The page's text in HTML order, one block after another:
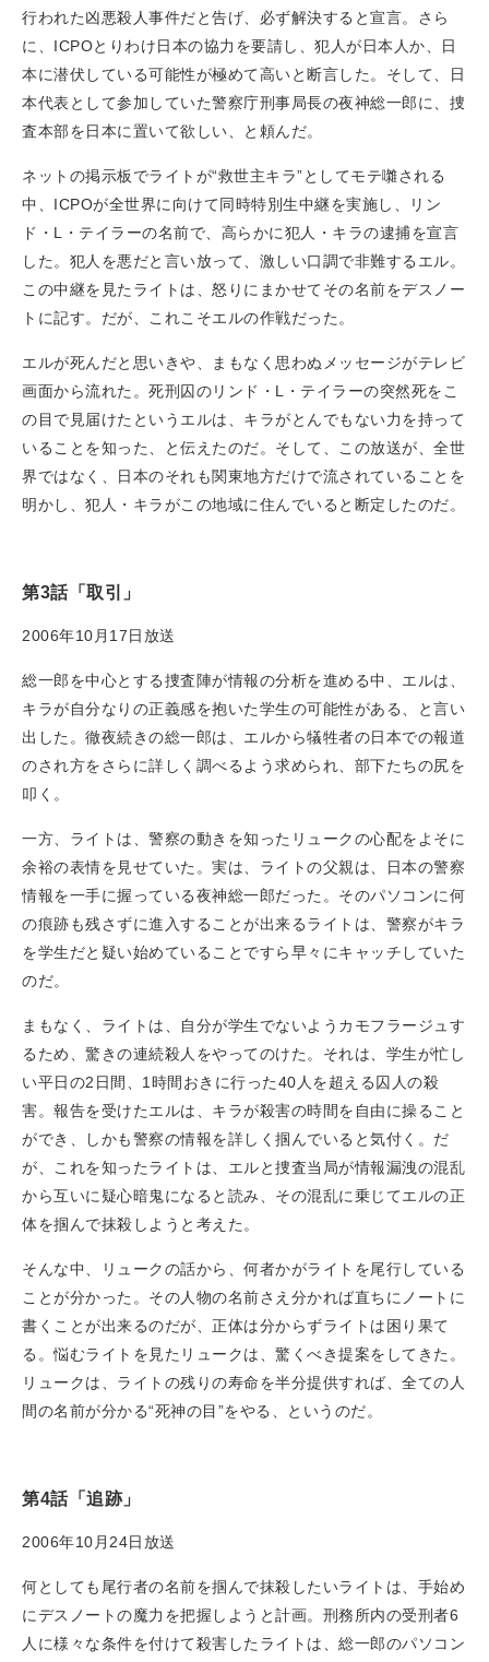
行われた凶悪殺人事件だと告げ、必ず解決すると宣言。さら
に、ICPOとりわけ日本の協力を要請し、犯人が日本人か、日
本に潜伏している可能性が極めて高いと断言した。そして、日
本代表として参加していた警察庁刑事局長の夜神総一郎に、捜
査本部を日本に置いて欲しい、と頼んだ。
ネットの掲示板でライトが“救世主キラ”としてモテ囃される
中、ICPOが全世界に向けて同時特別生中継を実施し、リン
ド・L・テイラーの名前で、高らかに犯人・キラの逮捕を宣言
した。犯人を悪だと言い放って、激しい口調で非難するエル。
この中継を見たライトは、怒りにまかせてその名前をデスノー
トに記す。だが、これこそエルの作戦だった。
エルが死んだと思いきや、まもなく思わぬメッセージがテレビ
画面から流れた。死刑囚のリンド・L・テイラーの突然死をこ
の目で見届けたというエルは、キラがとんでもない力を持って
いることを知った、と伝えたのだ。そして、この放送が、全世
界ではなく、日本のそれも関東地方だけで流されていることを
明かし、犯人・キラがこの地域に住んでいると断定したのだ。
第3話「取引」
2006年10月17日放送
総一郎を中心とする捜査陣が情報の分析を進める中、エルは、
キラが自分なりの正義感を抱いた学生の可能性がある、と言い
出した。徹夜続きの総一郎は、エルから犠牲者の日本での報道
のされ方をさらに詳しく調べるよう求められ、部下たちの尻を
叩く。
一方、ライトは、警察の動きを知ったリュークの心配をよそに
余裕の表情を見せていた。実は、ライトの父親は、日本の警察
情報を一手に握っている夜神総一郎だった。そのパソコンに何
の痕跡も残さずに進入することが出来るライトは、警察がキラ
を学生だと疑い始めていることですら早々にキャッチしていた
のだ。
まもなく、ライトは、自分が学生でないようカモフラージュす
るため、驚きの連続殺人をやってのけた。それは、学生が忙し
い平日の2日間、1時間おきに行った40人を超える囚人の殺
害。報告を受けたエルは、キラが殺害の時間を自由に操ること
ができ、しかも警察の情報を詳しく掴んでいると気付く。だ
が、これを知ったライトは、エルと捜査当局が情報漏洩の混乱
から互いに疑心暗鬼になると読み、その混乱に乗じてエルの正
体を掴んで抹殺しようと考えた。
そんな中、リュークの話から、何者かがライトを尾行している
ことが分かった。その人物の名前さえ分かれば直ちにノートに
書くことが出来るのだが、正体は分からずライトは困り果て
る。悩むライトを見たリュークは、驚くべき提案をしてきた。
リュークは、ライトの残りの寿命を半分提供すれば、全ての人
間の名前が分かる“死神の目”をやる、というのだ。
第4話「追跡」
2006年10月24日放送
何としても尾行者の名前を掴んで抹殺したいライトは、手始め
にデスノートの魔力を把握しようと計画。刑務所内の受刑者6
人に様々な条件を付けて殺害したライトは、総一郎のパソコン